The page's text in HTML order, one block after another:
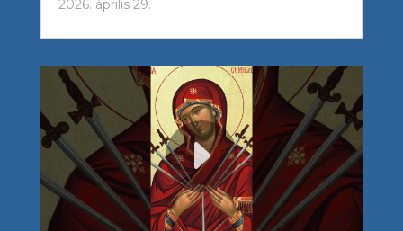
2026. április 29.